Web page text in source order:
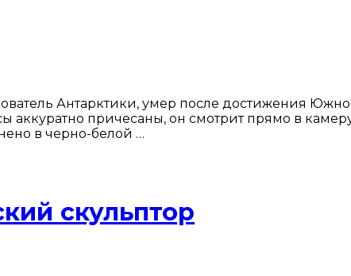
Антарктики, умер после достижения
аккуратно причесаны, он смотрит прямо в
в черно-белой …
скульптор